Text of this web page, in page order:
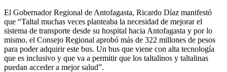
El Gobernador Regional de Antofagasta, Ricardo Díaz manifestó
que “Taltal muchas veces planteaba la necesidad de mejorar el
sistema de transporte desde su hospital hacia Antofagasta y por lo
mismo, el Consejo Regional aprobó más de 322 millones de pesos
para poder adquirir este bus. Un bus que viene con alta tecnología
que es inclusivo y que va a permitir que los taltalinos y taltalinas
puedan acceder a mejor salud”.